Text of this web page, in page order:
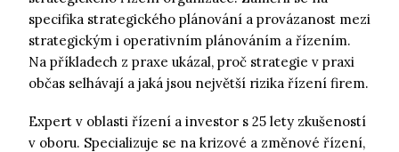
specifika strategického plánování a provázanost mezi
strategickým i operativním plánováním a řízením.
Na příkladech z praxe ukázal, proč strategie v praxi
občas selhávají a jaká jsou největší rizika řízení firem.
Expert v oblasti řízení a investor s 25 lety zkušeností
v oboru. Specializuje se na krizové a změnové řízení,